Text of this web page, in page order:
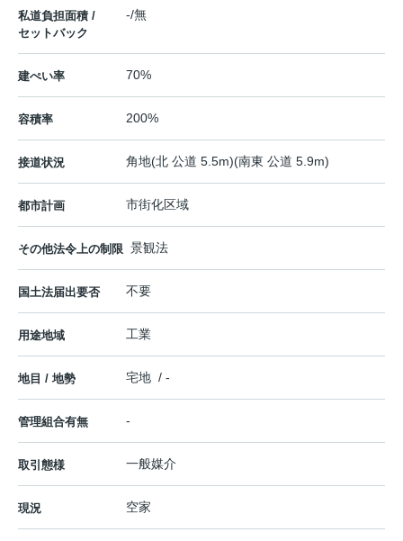
私道負担面積 /
セットバック
-/無
建ぺい率 70%
容積率 200%
接道状況 角地(北 公道 5.5m)(南東 公道 5.9m)
都市計画 市街化区域
その他法令上の制限 景観法
国土法届出要否 不要
用途地域 工業
地目 / 地勢 宅地 / -
管理組合有無 -
取引態様 一般媒介
現況 空家